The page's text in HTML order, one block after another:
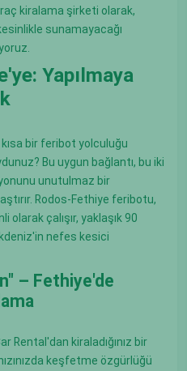
kiralama şirketi olarak,
sunamayacağı
Yapılmaya
bir feribot yolculuğu
Bu uygun bağlantı, bu iki
unutulmaz bir
Rodos-Fethiye feribotu,
çalışır, yaklaşık 90
nefes kesici
– Fethiye'de
Rental'dan kiraladığınız bir
keşfetme özgürlüğü